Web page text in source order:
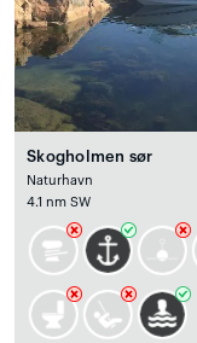
Skogholmen sør
Naturhavn
4.1 nm SW